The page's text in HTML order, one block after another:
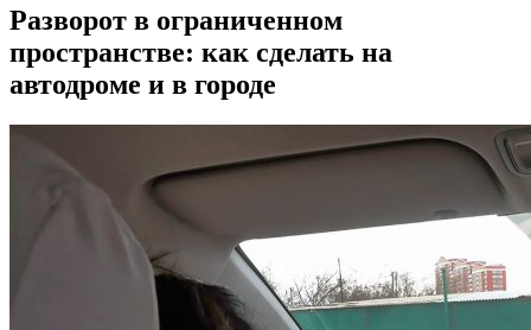
Разворот в ограниченном
пространстве: как сделать на
автодроме и в городе